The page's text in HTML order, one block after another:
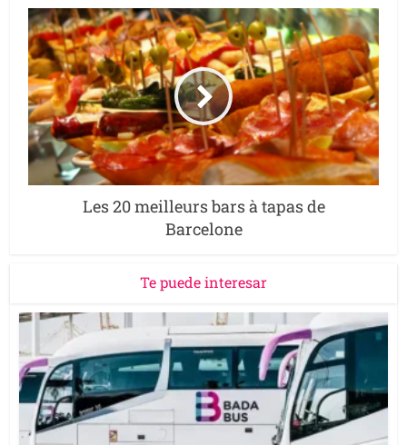
Les 20 meilleurs bars à tapas de
Barcelone
Te puede interesar